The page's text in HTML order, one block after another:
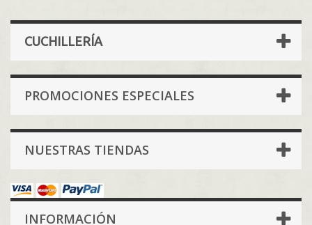
CUCHILLERÍA
PROMOCIONES ESPECIALES
NUESTRAS TIENDAS
INFORMACIÓN